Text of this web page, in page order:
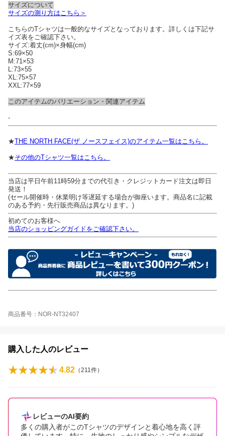
サイズについて
サイズの測り方はこちら＞
こちらのTシャツは一般的なサイズとなっております。詳しくは下記サ
イズ表をご確認下さい。
サイズ:着丈(cm)×身幅(cm)
S:69×50
M:71×53
L:73×55
XL:75×57
XXL:77×59
このアイテムのバリエーション・関連アイテム
-
★THE NORTH FACE(ザ ノースフェイス)のアイテム一覧はこちら。
★その他のTシャツ一覧はこちら。
当店は平日午前11時59分までの代引き・クレジットカード注文は即日
発送！
(セール開催時・休業明け等遅延する場合が御座います。商品名に記載
のある予約・先行販売商品は異なります。)
初めてのお客様へ
当店のショッピングガイドをご確認下さい。
商品番号：NOR-NT32407
購入した人のレビュー
4.82 （211件）
レビューのAI要約
多くの購入者がこのTシャツのデザインと着心地を高く評